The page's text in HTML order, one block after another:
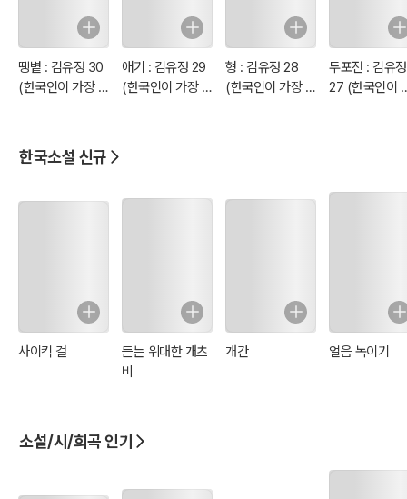
땡볕 : 김유정 30
(한국인이 가장 좋
애기 : 김유정 29
(한국인이 가장 좋
형 : 김유정 28
(한국인이 가장 좋
두포전 : 김유정
27 (한국인이
한국소설 신규
사이킥 걸
듣는 위대한 개츠
비
개간 얼음 녹이기
소설/시/희곡 인기